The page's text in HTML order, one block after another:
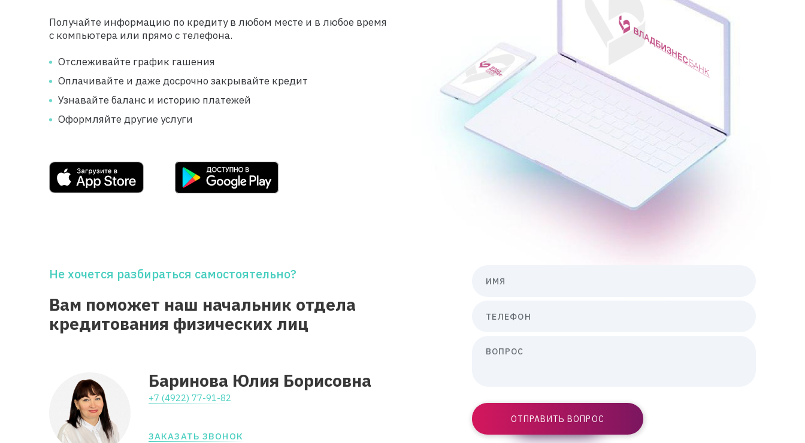
Получайте информацию по кредиту в любом месте и в любое время
с компьютера или прямо с телефона.
Отслеживайте график гашения
Оплачивайте и даже досрочно закрывайте кредит
Узнавайте баланс и историю платежей
Оформляйте другие услуги
Не хочется разбираться самостоятельно?
Вам поможет наш начальник отдела
кредитования физических лиц
Баринова Юлия Борисовна
+7 (4922) 77-91-82
ЗАКАЗАТЬ ЗВОНОК
ИМЯ
ТЕЛЕФОН
ВОПРОС
ОТПРАВИТЬ ВОПРОС